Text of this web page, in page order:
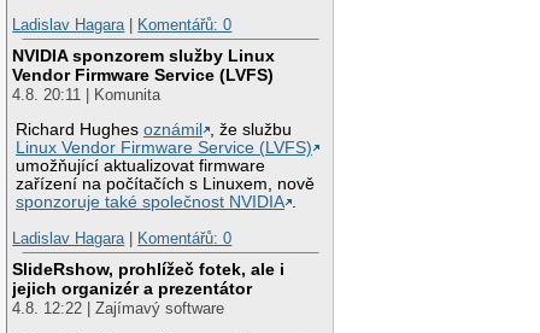
Ladislav Hagara
Komentářů: 0
NVIDIA sponzorem služby Linux
Vendor Firmware Service (LVFS)
4.8. 20:11 | Komunita
Richard Hughesoznámil
, že službu
Linux Vendor Firmware Service (LVFS)
umožňující aktualizovat firmware
zařízení na počítačích s Linuxem, nově
sponzoruje také společnost NVIDIA .
Ladislav Hagara | Komentářů: 0
SlideRshow, prohlížeč fotek, ale i
jejich organizér a prezentátor
4.8. 12:22 | Zajímavý software